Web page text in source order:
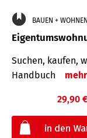
BAUEN + WOHNEN
Suchen, kaufen,
Handbuch
mehr
29,90 €